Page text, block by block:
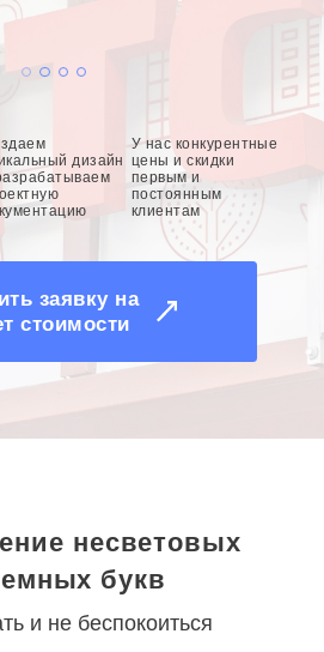
дизайн
У нас конкурентные
цены и скидки
первым и
постоянным
клиентам
заявку на
стоимости
несветовых
букв
и не беспокоиться